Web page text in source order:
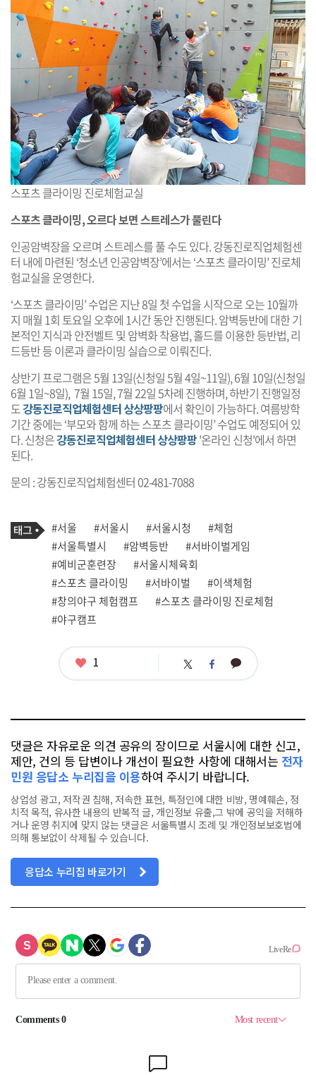
스포츠 클라이밍 진로체험교실
스포츠 클라이밍, 오르다 보면 스트레스가 풀린다
인공암벽장을 오르며 스트레스를 풀 수도 있다. 강동진로직업체험센
터 내에 마련된 ‘청소년 인공암벽장’에서는 ‘스포츠 클라이밍’ 진로체
험교실을 운영한다.
‘스포츠 클라이밍’ 수업은 지난 8일 첫 수업을 시작으로 오는 10월까
지 매월 1회 토요일 오후에 1시간 동안 진행된다. 암벽등반에 대한 기
본적인 지식과 안전벨트 및 암벽화 착용법, 홀드를 이용한 등반법, 리
드등반 등 이론과 클라이밍 실습으로 이뤄진다.
상반기 프로그램은 5월 13일(신청일 5월 4일~11일), 6월 10일(신청일
6월 1일~8일), 7월 15일, 7월 22일 5차례 진행하며, 하반기 진행일정
도강동진로직업체험센터 상상팡팡에서 확인이 가능하다. 여름방학
기간 중에는 ‘부모와 함께 하는 스포츠 클라이밍’ 수업도 예정되어 있
다. 신청은강동진로직업체험센터 상상팡팡'온라인 신청'에서 하면
된다.
문의 : 강동진로직업체험센터 02-481-7088
기
사
관
련
태
그
태
그
#서울 #서울시 #서울시청
#체험
#서울특별시
#암벽등반
#서바이벌게임
#예비군훈련장
#서울시체육회
#스포츠 클라이밍
#서바이벌
#이색체험
#창의야구 체험캠프
#스포츠 클라이밍 진로체험
#야구캠프
좋1 트 페 카
댓글은 자유로운 의견 공유의 장이므로 서울시에 대한 신고,
제안, 건의 등 답변이나 개선이 필요한 사항에 대해서는 전자
민원 응답소 누리집을 이용하여 주시기 바랍니다.
상업성 광고, 저작권 침해, 저속한 표현, 특정인에 대한 비방, 명예훼손, 정
치적 목적, 유사한 내용의 반복적 글, 개인정보 유출,그 밖에 공익을 저해하
거나 운영 취지에 맞지 않는 댓글은 서울특별시 조례 및 개인정보보호법에
의해 통보없이 삭제될 수 있습니다.
응답소 누리집 바로가기